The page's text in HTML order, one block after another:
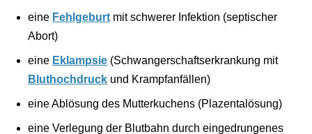
eine Fehlgeburt mit schwerer Infektion (septischer
Abort)
eine Eklampsie (Schwangerschaftserkrankung mit
Bluthochdruck und Krampfanfällen)
eine Ablösung des Mutterkuchens (Plazentalösung)
eine Verlegung der Blutbahn durch eingedrungenes